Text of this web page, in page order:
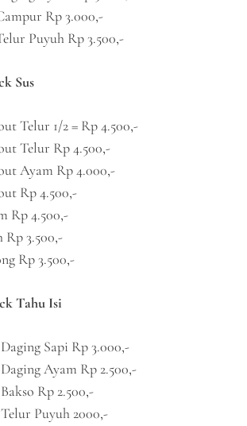
Rp 3.000,-
Puyuh Rp 3.500,-
Sus
Telur 1/2 = Rp 4.500,-
Telur Rp 4.500,-
Ayam Rp 4.000,-
Rp 4.500,-
Rp 4.500,-
Rp 3.500,-
Rp 3.500,-
Tahu Isi
Sapi Rp 3.000,-
Ayam Rp 2.500,-
Rp 2.500,-
Puyuh 2000,-